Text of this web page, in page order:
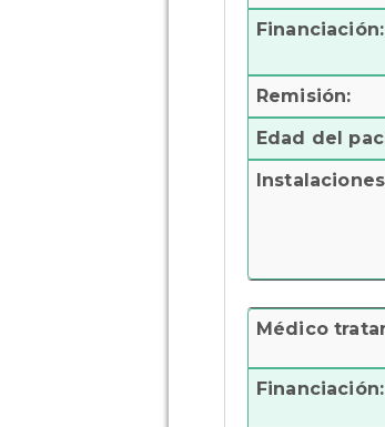
Financiación:
Remisión:
Edad del
Médico
Financiación: